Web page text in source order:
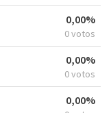
0,00%
0 votos
0,00%
0 votos
0,00%